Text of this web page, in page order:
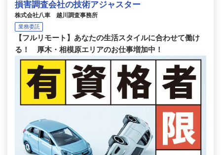
損害調査会社の技術アジャスター
株式会社八車 越川調査事務所
業務委託
【フルリモート】あなたの生活スタイルに合わせて働け
る！ 厚木・相模原エリアのお仕事増加中！